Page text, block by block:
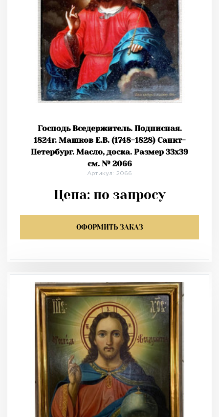
Господь Вседержитель. Подписная.
1824г. Машков Е.В. (1748-1828) Санкт-
Петербург. Масло, доска. Размер 33х39
см. № 2066
Артикул: 2066
Цена: по запросу
ОФОРМИТЬ ЗАКАЗ